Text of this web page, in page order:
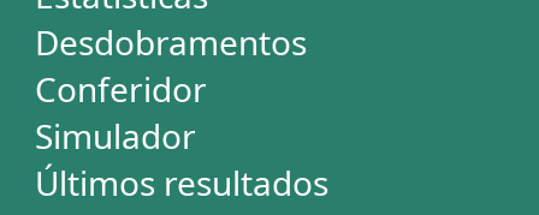
Mega-Sena
Lotofácil
Quina
+Milionária
Dia de Sorte